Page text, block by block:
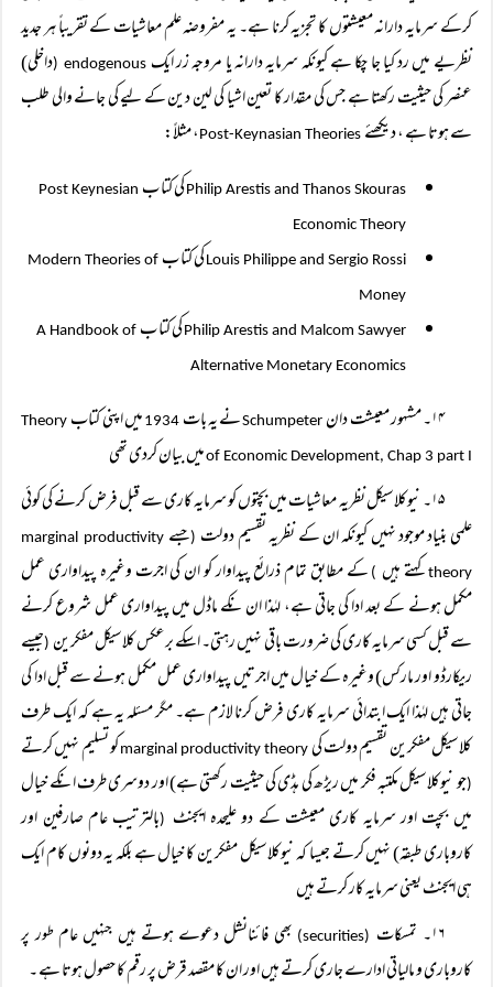
کرکے سرمایہ دارانہ معیشتوں کا تجزیہ کرنا ہے۔ یہ مفروضہ علم معاشیات کے تقریباً ہر جدید
نظریے میں رد کیا جا چکا ہے کیونکہ سرمایہ دارانہ یا مروجہ زر ایک endogenous (
داخلی)
عنصر کی حیثیت رکھتا ہے جس کی مقدار کا تعین اشیا کی لین دین کے لیے کی جانے والی طلب
سے ہوتا ہے ، دیکھئے Post-Keynasian Theories ، مثلاً:
Philip Arestis and Thanos Skourasکی کتا ب Post Keynesian
Economic Theory
Louis Philippe and Sergio Rossiکی کتا ب Modern Theories of
Money
Philip Arestis and Malcom Sawyerکی کتا ب A Handbook of
Alternative Monetary Economics
۱۴۔ مشہور معیشت دان نے یہ بات 1934 میں اپنی کتاب Theory
of Economic Development, Chap 3 part Iمیں بیان کردی تھی
۱۵۔ نیوکلاسیکل نظریہ معاشیات میں بچتوں کو سرمایہ کاری سے قبل فرض کرنے کی کوئی
علمی بنیاد موجود نہیں کیونکہ ان کے نظریہ تقسیم دولت (جسے marginal productivity
theoryکہتے ہیں ) کے مطابق تمام ذرائع پیداوار کو ان کی اجرت وغیرہ پیداواری عمل
مکمل ہونے کے بعد ادا کی جاتی ہے، لہٰذا ان نکے ماڈل میں پیداواری عمل شروع کرنے
سے قبل کسی سرمایہ کاری کی ضرورت باقی نہیں رہتی۔ اسکے برعکس کلاسیکل مفکرین (جیسے
ریکارڈو اور مارکس) وغیرہ کے خیال میں اجرتیں پیداواری عمل مکمل ہونے سے قبل ادا کی
جاتی ہیں لہٰذا ایک ابتدائی سرمایہ کاری فرض کرنا لازم ہے۔ مگر مسئلہ یہ ہے کہ ایک طرف
کلاسیکل مفکرین تقسیم دولت کیmarginal productivity theory کو تسلیم نہیں کرتے
(جو نیوکلاسیکل مکتبہ فکر میں ریڑھ کی ہڈی کی حیثیت رکھتی ہے) اور دوسری طرف انکے خیال
میں بچت اور سرمایہ کاری معیشت کے دو علیحدہ ایجنٹ (بالترتیب عام صارفین اور
کاروباری طبقہ) نہیں کرتے جیسا کہ نیوکلاسیکل مفکرین کا خیال ہے بلکہ یہ دونوں کام ایک
ہی ایجنٹ یعنی سرمایہ کار کرتے ہیں
۱۶۔ تمسکات
(securities)
بھی فائنانشل دعوے ہوتے ہیں جنہیں عام طور پر
کاروباری و مالیاتی ادارے جاری کرتے ہیں اور ان کا مقصد قرض پر رقم کا حصول ہوتا ہے ۔